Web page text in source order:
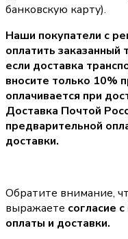
банковскую карту).
Наши покупатели с
оплатить заказанный
если доставка
вносите только 10%
оплачивается при
Доставка Почтой
предварительной
доставки.
Обратите внимание,
выражаете согласие
оплаты и доставки.